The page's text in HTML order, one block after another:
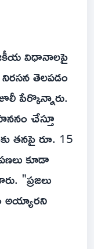
విధానాలపై
తెలపడం
పేర్కొన్నారు.
చేస్తూ
తనపై రూ. 15
కూడా
"ప్రజలు
అయ్యారని